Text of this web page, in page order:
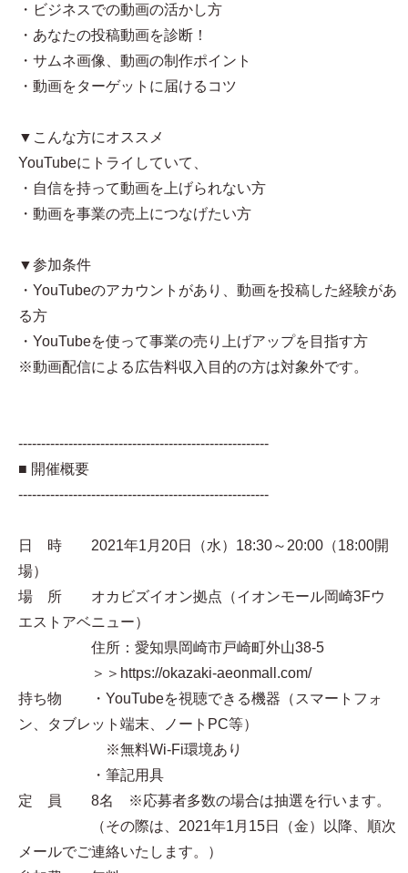
・ビジネスでの動画の活かし方
・あなたの投稿動画を診断！
・サムネ画像、動画の制作ポイント
・動画をターゲットに届けるコツ
▼こんな方にオススメ
YouTubeにトライしていて、
・自信を持って動画を上げられない方
・動画を事業の売上につなげたい方
▼参加条件
・YouTubeのアカウントがあり、動画を投稿した経験があ
る方
・YouTubeを使って事業の売り上げアップを目指す方
※動画配信による広告料収入目的の方は対象外です。
-------------------------------------------------------
■ 開催概要
-------------------------------------------------------
日 時 2021年1月20日（水）18:30～20:00（18:00開
場）
場 所 オカビズイオン拠点（イオンモール岡崎3Fウ
エストアベニュー）
住所：愛知県岡崎市戸崎町外山38-5
＞＞https://okazaki-aeonmall.com/
持ち物 ・YouTubeを視聴できる機器（スマートフォ
ン、タブレット端末、ノートPC等）
※無料Wi-Fi環境あり
・筆記用具
定 員 8名 ※応募者多数の場合は抽選を行います。
（その際は、2021年1月15日（金）以降、順次
メールでご連絡いたします。）